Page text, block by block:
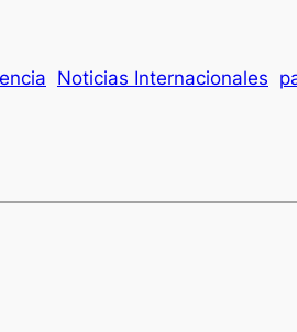
Noticias Internacionales